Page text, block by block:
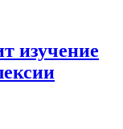
изучение